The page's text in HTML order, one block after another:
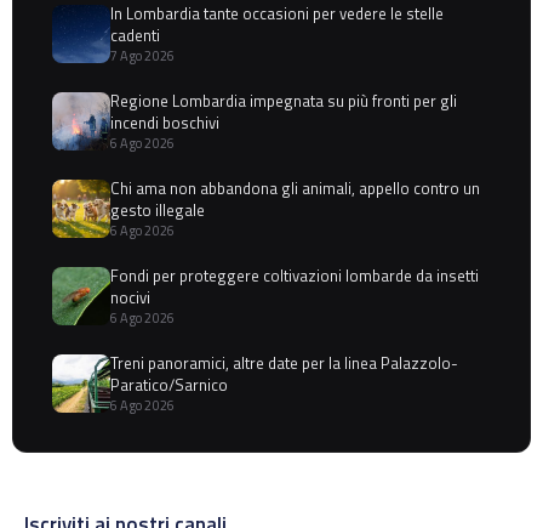
In Lombardia tante occasioni per vedere le stelle
cadenti
7 Ago 2026
Regione Lombardia impegnata su più fronti per gli
incendi boschivi
6 Ago 2026
Chi ama non abbandona gli animali, appello contro un
gesto illegale
6 Ago 2026
Fondi per proteggere coltivazioni lombarde da insetti
nocivi
6 Ago 2026
Treni panoramici, altre date per la linea Palazzolo-
Paratico/Sarnico
6 Ago 2026